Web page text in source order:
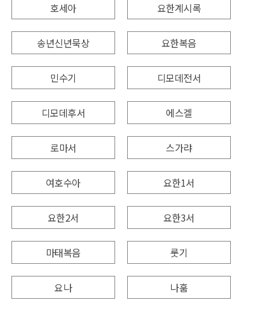
호세아 요한계시록
송년신년묵상 요한복음
민수기 디모데전서
디모데후서 에스겔
로마서 스가랴
여호수아 요한1서
요한2서 요한3서
마태복음 룻기
요나 나훔